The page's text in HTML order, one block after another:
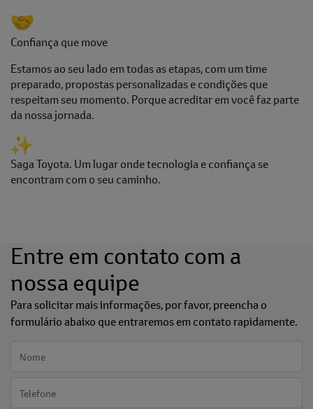
Confiança que move
Estamos ao seu lado em todas as etapas, com um time
preparado, propostas personalizadas e condições que
respeitam seu momento. Porque acreditar em você faz parte
da nossa jornada.
Saga Toyota. Um lugar onde tecnologia e confiança se
encontram com o seu caminho.
Entre em contato com a
nossa equipe
Para solicitar mais informações, por favor, preencha o
formulário abaixo que entraremos em contato rapidamente.